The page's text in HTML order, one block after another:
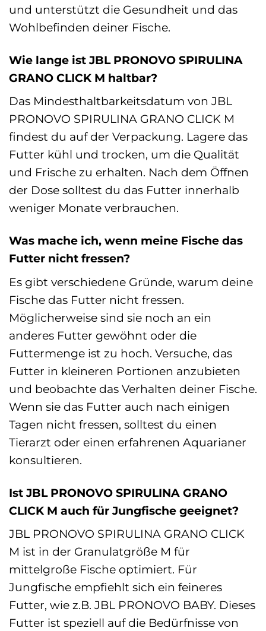
und unterstützt die Gesundheit und das
Wohlbefinden deiner Fische.
Wie lange ist JBL PRONOVO SPIRULINA
GRANO CLICK M haltbar?
Das Mindesthaltbarkeitsdatum von JBL
PRONOVO SPIRULINA GRANO CLICK M
findest du auf der Verpackung. Lagere das
Futter kühl und trocken, um die Qualität
und Frische zu erhalten. Nach dem Öffnen
der Dose solltest du das Futter innerhalb
weniger Monate verbrauchen.
Was mache ich, wenn meine Fische das
Futter nicht fressen?
Es gibt verschiedene Gründe, warum deine
Fische das Futter nicht fressen.
Möglicherweise sind sie noch an ein
anderes Futter gewöhnt oder die
Futtermenge ist zu hoch. Versuche, das
Futter in kleineren Portionen anzubieten
und beobachte das Verhalten deiner Fische.
Wenn sie das Futter auch nach einigen
Tagen nicht fressen, solltest du einen
Tierarzt oder einen erfahrenen Aquarianer
konsultieren.
Ist JBL PRONOVO SPIRULINA GRANO
CLICK M auch für Jungfische geeignet?
JBL PRONOVO SPIRULINA GRANO CLICK
M ist in der Granulatgröße M für
mittelgroße Fische optimiert. Für
Jungfische empfiehlt sich ein feineres
Futter, wie z.B. JBL PRONOVO BABY. Dieses
Futter ist speziell auf die Bedürfnisse von